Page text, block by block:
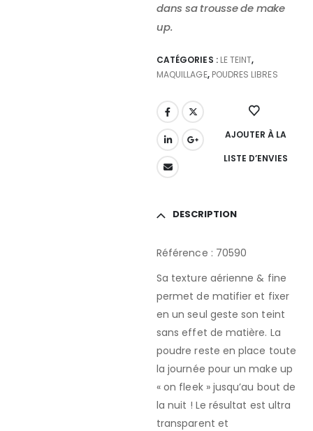
dans sa trousse de make
up.
CATÉGORIES : LE TEINT,
MAQUILLAGE, POUDRES LIBRES
AJOUTER À LA
LISTE D’ENVIES
DESCRIPTION
Référence : 70590
Sa texture aérienne & fine
permet de matifier et fixer
en un seul geste son teint
sans effet de matière. La
poudre reste en place toute
la journée pour un make up
« on fleek » jusqu’au bout de
la nuit ! Le résultat est ultra
transparent et